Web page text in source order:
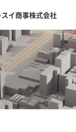
イ商事株式会社